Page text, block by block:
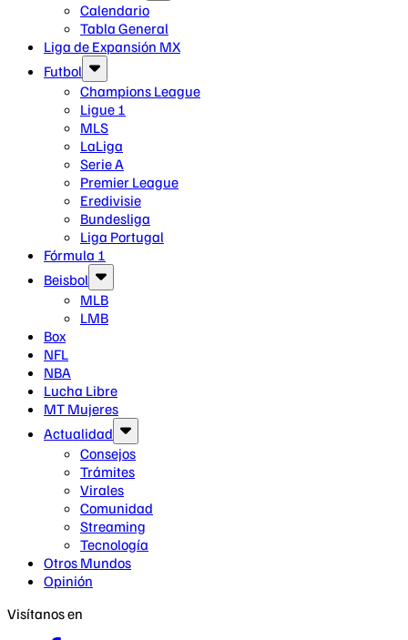
Calendario
Tabla General
Liga de Expansión MX
Futbol
Champions League
Ligue 1
MLS
LaLiga
Serie A
Premier League
Eredivisie
Bundesliga
Liga Portugal
Fórmula 1
Beisbol
MLB
LMB
Box
NFL
NBA
Lucha Libre
MT Mujeres
Actualidad
Consejos
Trámites
Virales
Comunidad
Streaming
Tecnología
Otros Mundos
Opinión
Visítanos en